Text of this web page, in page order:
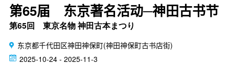
第65届 东京著名活动─神田古书节
第65回 東京名物 神田古本まつり
东京都千代田区神田神保町(神田神保町古书店街)
2025-10-24 - 2025-11-3